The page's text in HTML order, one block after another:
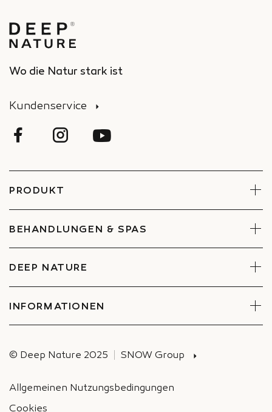
Wo die Natur stark ist
Kundenservice
PRODUKT
Gesicht
Körper
Sets
BEHANDLUNGEN & SPAS
Behandlungen reservieren
Spa finden
DEEP NATURE
Engagements
Unternehmen und Betriebsrat
INFORMATIONEN
Versand
© Deep Nature 2025 SNOW Group
Allgemeinen Nutzungsbedingungen
Cookies